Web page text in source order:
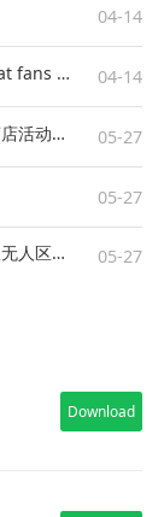
04-14
"GTA6" game trailer is so popular that fans make and release a real-life version 04-14
CF灵狐神秘商店活动地址 CF灵狐神秘商店活动网址 05-27
05-27
王者荣耀无人区是哪个省2020 王者荣耀无人区在哪些地方 05-27
Download